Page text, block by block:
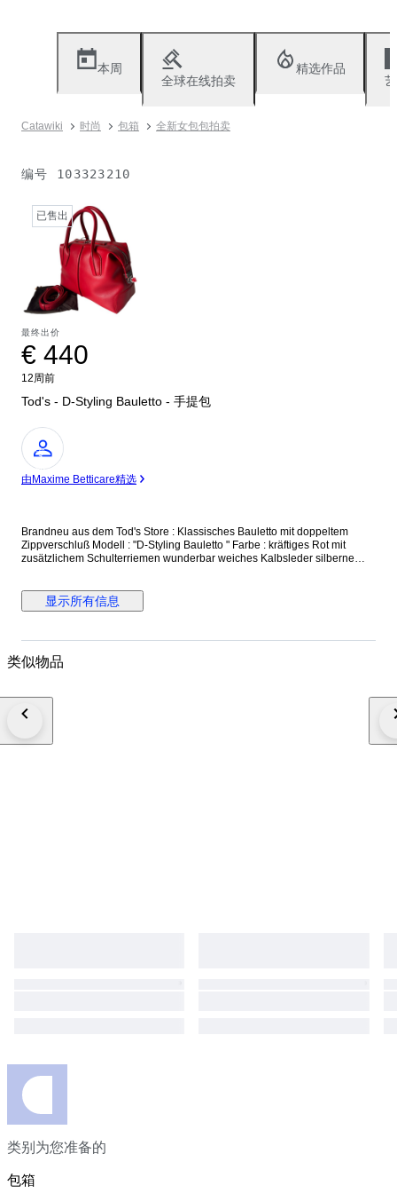
本周
全球在线拍卖
精选作品
Catawiki 时尚 包箱 全新女包包拍卖
编号 103323210
已售出
最终出价
€ 440
12周前
Tod's - D-Styling Bauletto - 手提包
专
家
由Maxime Betticare精选
Brandneu aus dem Tod's Store : Klassisches Bauletto mit doppeltem
Zippverschluß Modell : "D-Styling Bauletto " Farbe : kräftiges Rot mit
zusätzlichem Schulterriemen wunderbar weiches Kalbsleder silberne
Dustbag versicherter Versand mit der österreichischen Post
显示所有信息
类似物品
类别为您准备的
包箱